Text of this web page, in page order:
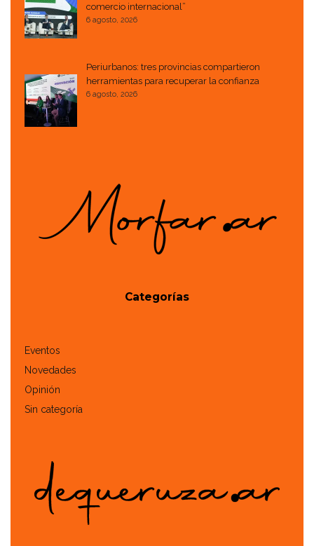
comercio internacional”
6 agosto, 2026
Periurbanos: tres provincias compartieron
herramientas para recuperar la confianza
6 agosto, 2026
Categorías
Eventos
Novedades
Opinión
Sin categoría